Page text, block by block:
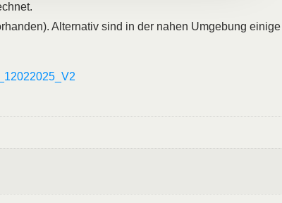
Alternativ sind in der nahen Umgebung einige